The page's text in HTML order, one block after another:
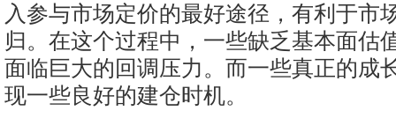
入参与市场定价的最好途径，有利于市
归。在这个过程中，一些缺乏基本面估
面临巨大的回调压力。而一些真正的成
现一些良好的建仓时机。